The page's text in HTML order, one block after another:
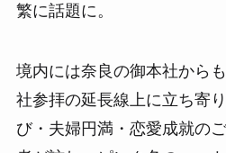
繁に話題に。
境内には奈良の御本社から
社参拝の延長線上に立ち寄
び・夫婦円満・恋愛成就の